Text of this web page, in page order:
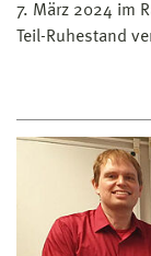
7. März 2024 im
Teil-Ruhestand